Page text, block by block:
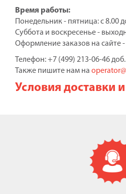
Время работы:
Понедельник - пятница: с 8.00
Суббота и воскресенье -
Оформление заказов на сайте
Телефон: +7 (499) 213-06-46
Также пишите нам на
Условия доставки